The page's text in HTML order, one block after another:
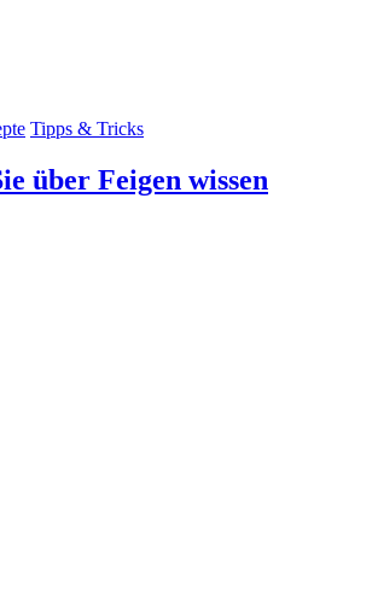
Tipps & Tricks
über Feigen wissen